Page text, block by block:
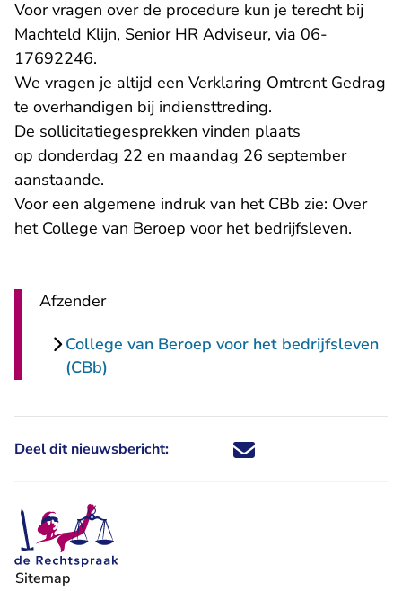
Voor vragen over de procedure kun je terecht bij
Machteld Klijn, Senior HR Adviseur, via 06-
17692246.
We vragen je altijd een Verklaring Omtrent Gedrag
te overhandigen bij indiensttreding.
De sollicitatiegesprekken vinden plaats
op donderdag 22 en maandag 26 september
aanstaande.
Voor een algemene indruk van het CBb zie: Over
het College van Beroep voor het bedrijfsleven.
Afzender
College van Beroep voor het bedrijfsleven
(CBb)
Deel dit nieuwsbericht: Deel dit nieuwsbericht via X -
Deel dit nieuwsbericht via
Deel dit nieuwsbericht
Deel dit
Sitemap